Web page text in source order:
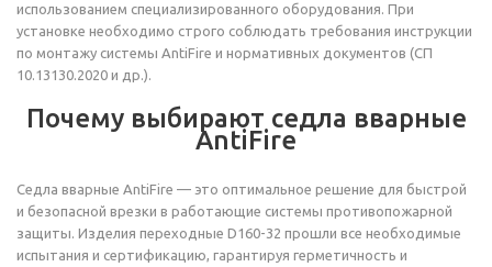
использованием специализированного оборудования. При
установке необходимо строго соблюдать требования инструкции
по монтажу системы AntiFire и нормативных документов (СП
10.13130.2020 и др.).
Почему выбирают седла вварные
AntiFire
Седла вварные AntiFire — это оптимальное решение для быстрой
и безопасной врезки в работающие системы противопожарной
защиты. Изделия переходные D160-32 прошли все необходимые
испытания и сертификацию, гарантируя герметичность и